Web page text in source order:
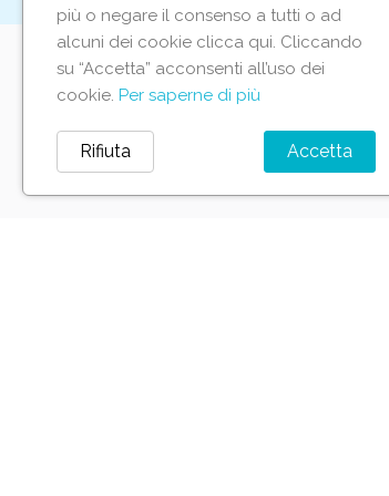
IL TUO ACCOUNT
Tracciamento ordine
Accedi
più o negare il consenso a tutti o ad
alcuni dei cookie clicca qui. Cliccando
su “Accetta” acconsenti all’uso dei
cookie. Per saperne di più
Accetta
Rifiuta